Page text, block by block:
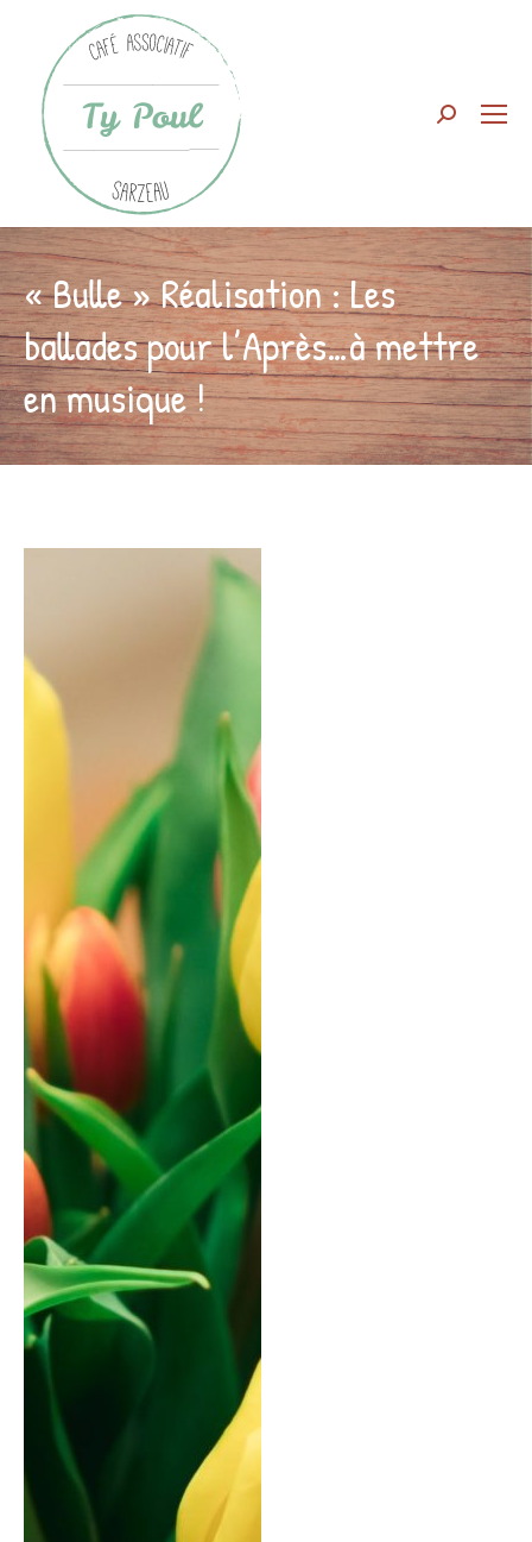
Search:
« Bulle » Réalisation : Les
ballades pour l’Après…à mettre
en musique !